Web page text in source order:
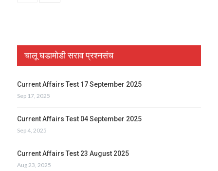
चालू घडामोडी सराव प्रश्नसंच
Current Affairs Test 17 September 2025
Sep 17, 2025
Current Affairs Test 04 September 2025
Sep 4, 2025
Current Affairs Test 23 August 2025
Aug 23, 2025